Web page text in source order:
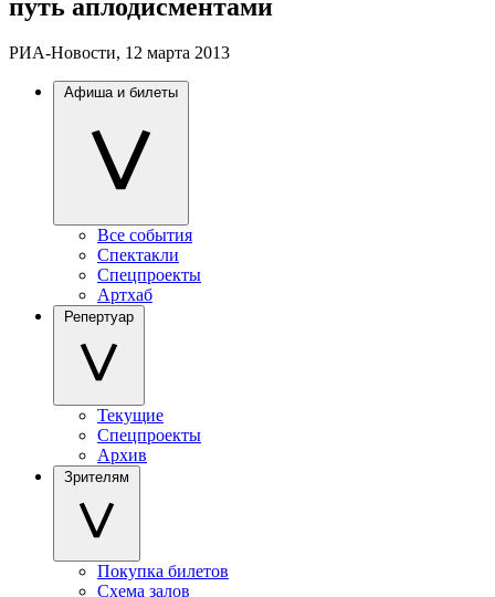
путь аплодисментами
РИА-Новости, 12 марта 2013
Афиша и билеты
Все события
Спектакли
Спецпроекты
Артхаб
Репертуар
Текущие
Спецпроекты
Архив
Зрителям
Покупка билетов
Схема залов